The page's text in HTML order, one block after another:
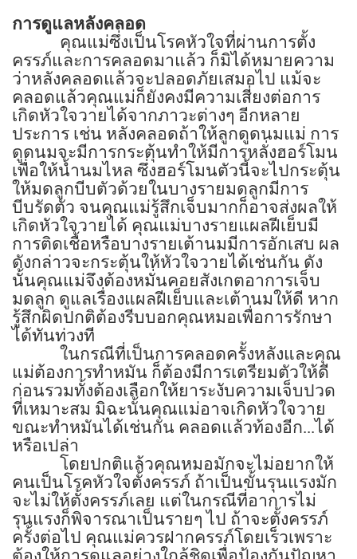
การดูแลหลังคลอด
คุณแม่ซึ่งเป็นโรคหัวใจที่ผ่านการตั้ง
ครรภ์และการคลอดมาแล้ว ก็มิได้หมายความ
ว่าหลังคลอดแล้วจะปลอดภัยเสมอไป แม้จะ
คลอดแล้วคุณแม่ก็ยังคงมีความเสี่ยงต่อการ
เกิดหัวใจวายได้จากภาวะต่างๆ อีกหลาย
ประการ เช่น หลังคลอดถ้าให้ลูกดูดนมแม่ การ
ดูดนมจะมีการกระตุ้นทำให้มีการหลั่งฮอร์โมน
เพื่อให้น้ำนมไหล ซึ่งฮอร์โมนตัวนี้จะไปกระตุ้น
ให้มดลูกบีบตัวด้วยในบางรายมดลูกมีการ
บีบรัดตัว จนคุณแม่รู้สึกเจ็บมากก็อาจส่งผลให้
เกิดหัวใจวายได้ คุณแม่บางรายแผลฝีเย็บมี
การติดเชื้อหรือบางรายเต้านมมีการอักเสบ ผล
ดังกล่าวจะกระตุ้นให้หัวใจวายได้เช่นกัน ดัง
นั้นคุณแม่จึงต้องหมั่นคอยสังเกตอาการเจ็บ
มดลูก ดูแลเรื่องแผลฝีเย็บและเต้านมให้ดี หาก
รู้สึกผิดปกติต้องรีบบอกคุณหมอเพื่อการรักษา
ได้ทันท่วงที
ในกรณีที่เป็นการคลอดครั้งหลังและคุณ
แม่ต้องการทำหมัน ก็ต้องมีการเตรียมตัวให้ดี
ก่อนรวมทั้งต้องเลือกให้ยาระงับความเจ็บปวด
ที่เหมาะสม มิฉะนั้นคุณแม่อาจเกิดหัวใจวาย
ขณะทำหมันได้เช่นกัน คลอดแล้วท้องอีก...ได้
หรือเปล่า
โดยปกติแล้วคุณหมอมักจะไม่อยากให้
คนเป็นโรคหัวใจตั้งครรภ์ ถ้าเป็นขั้นรุนแรงมัก
จะไม่ให้ตั้งครรภ์เลย แต่ในกรณีที่อาการไม่
รุนแรงก็พิจารณาเป็นรายๆ ไป ถ้าจะตั้งครรภ์
ครั้งต่อไป คุณแม่ควรฝากครรภ์โดยเร็วเพราะ